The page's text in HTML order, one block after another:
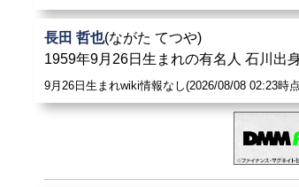
長田 哲也(ながた てつや)
1959年9月26日生まれの有名人 石川出
9月26日生まれwiki情報なし(2026/08/08 02:23時